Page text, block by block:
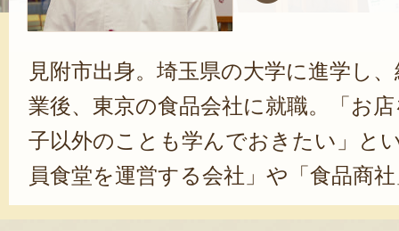
見附市出身。埼玉県の大学に進学し
業後、東京の食品会社に就職。「お
子以外のことも学んでおきたい」と
員食堂を運営する会社」や「食品商
間働いた。結婚を機に地元へ戻り、